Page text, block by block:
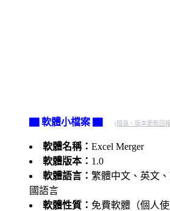
▇ 軟體小檔案 ▇ (錯誤、版本更新回
軟體名稱： Excel Merger
軟體版本： 1.0
軟體語言： 繁體中文、英文
國語言
軟體性質： 免費軟體（個人使